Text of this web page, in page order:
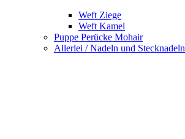
Weft Ziege
Weft Kamel
Puppe Perücke Mohair
Allerlei / Nadeln und Stecknadeln